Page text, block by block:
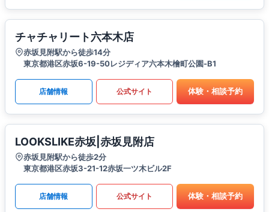
チャチャリート六本木店
赤坂見附駅から徒歩14分
東京都港区赤坂6-19-50レジディア六本木檜町公園-B1
店舗情報 公式サイト 体験・相談予約
LOOKSLIKE赤坂|赤坂見附店
赤坂見附駅から徒歩2分
東京都港区赤坂3-21-12赤坂一ツ木ビル2F
店舗情報 公式サイト 体験・相談予約